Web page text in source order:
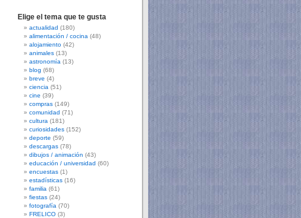
Elige el tema que te gusta
actualidad (180)
alimentación / cocina (48)
alojamiento (42)
animales (13)
astronomía (13)
blog (68)
breve (4)
ciencia (51)
cine (39)
compras (149)
comunidad (71)
cultura (181)
curiosidades (152)
deporte (59)
descargas (78)
dibujos / animación (43)
educación / universidad (60)
encuestas (1)
estadísticas (16)
familia (61)
fiestas (24)
fotografía (70)
FRELICO (3)